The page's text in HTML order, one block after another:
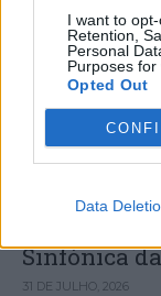
I want to
Retention,
Personal
Purposes for
Opted Out
Data
DESTAQUES
Sinfónica
31 DE JULHO, 2026